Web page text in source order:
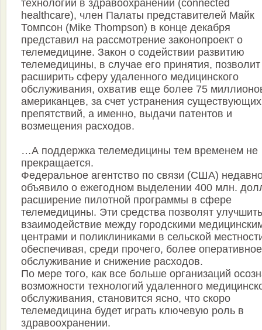
технологий в здравоохранении (connected
healthcare), член Палаты представителей Майк
Томпсон (Mike Thompson) в конце декабря
представил на рассмотрение законопроект о
телемедицине. Закон о содействии развитию
телемедицины, в случае его принятия, позволит
расширить сферу удаленного медицинского
обслуживания, охватив еще более 75
американцев, за счет устранения существующих
препятствий, а именно, выдачи патентов и
возмещения расходов.
…А поддержка телемедицины тем временем не
прекращается.
Федеральное агентство по связи (США)
объявило о ежегодном выделении 400 млн.
расширение пилотной программы в сфере
телемедицины. Эти средства позволят улучшить
взаимодействие между городскими
центрами и поликлиниками в сельской
обеспечивая, среди прочего, более оперативное
обслуживание и снижение расходов.
По мере того, как все больше организаций
возможности технологий удаленного
обслуживания, становится ясно, что скоро
телемедицина будет играть ключевую роль в
здравоохранении.